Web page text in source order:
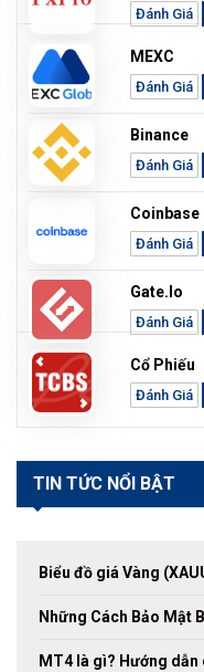
Đánh Giá
MEXC
Đánh Giá
Binance
Đánh Giá
Coinbase
Đánh Giá
Gate.io
Đánh Giá
Cổ Phiếu
Đánh Giá
TIN TỨC NỔI BẬT
Biểu đồ giá Vàng
Những Cách Bảo Mật
MT4 là gì? Hướng